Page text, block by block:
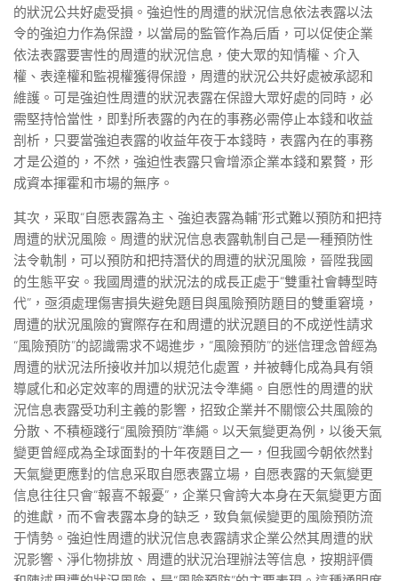
的狀況公共好處受損。強迫性的周遭的狀況信息依法表露以法
令的強迫力作為保證，以當局的監管作為后盾，可以促使企業
依法表露要害性的周遭的狀況信息，使大眾的知情權、介入
權、表達權和監視權獲得保證，周遭的狀況公共好處被承認和
維護。可是強迫性周遭的狀況表露在保證大眾好處的同時，必
需堅持恰當性，即對所表露的內在的事務必需停止本錢和收益
剖析，只要當強迫表露的收益年夜于本錢時，表露內在的事務
才是公道的，不然，強迫性表露只會增添企業本錢和累贅，形
成資本揮霍和市場的無序。
其次，采取“自愿表露為主、強迫表露為輔”形式難以預防和把持
周遭的狀況風險。周遭的狀況信息表露軌制自己是一種預防性
法令軌制，可以預防和把持潛伏的周遭的狀況風險，晉陞我國
的生態平安。我國周遭的狀況法的成長正處于“雙重社會轉型時
代”，亟須處理傷害損失避免題目與風險預防題目的雙重窘境，
周遭的狀況風險的實際存在和周遭的狀況題目的不成逆性請求
“風險預防”的認識需求不竭進步，“風險預防”的迷信理念曾經為
周遭的狀況法所接收并加以規范化處置，并被轉化成為具有領
導感化和必定效率的周遭的狀況法令準繩。自愿性的周遭的狀
況信息表露受功利主義的影響，招致企業并不關懷公共風險的
分散、不積極踐行“風險預防”準繩。以天氣變更為例，以後天氣
變更曾經成為全球面對的十年夜題目之一，但我國今朝依然對
天氣變更應對的信息采取自愿表露立場，自愿表露的天氣變更
信息往往只會“報喜不報憂”，企業只會誇大本身在天氣變更方面
的進獻，而不會表露本身的缺乏，致負氣候變更的風險預防流
于情勢。強迫性周遭的狀況信息表露請求企業公然其周遭的狀
況影響、淨化物排放、周遭的狀況治理辦法等信息，按期評價